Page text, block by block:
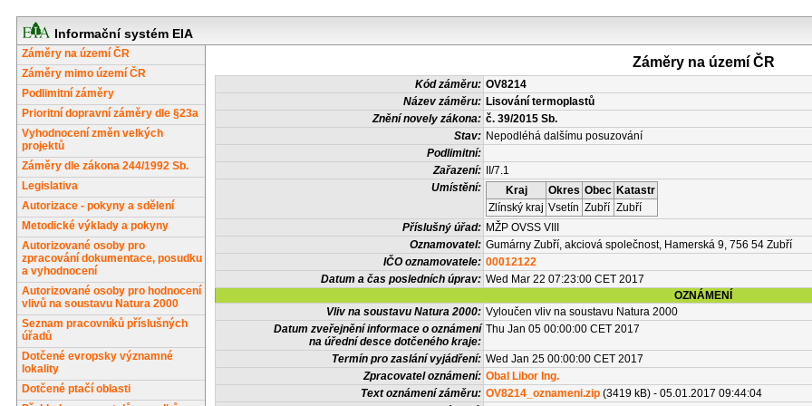
Informační systém EIA
Záměry na území ČR
Záměry mimo území ČR
Podlimitní záměry
Prioritní dopravní záměry dle §23a
Vyhodnocení změn velkých
projektů
Záměry dle zákona 244/1992 Sb.
Legislativa
Autorizace - pokyny a sdělení
Metodické výklady a pokyny
Autorizované osoby pro
zpracování dokumentace, posudku
a vyhodnocení
Autorizované osoby pro hodnocení
vlivů na soustavu Natura 2000
Seznam pracovníků příslušných
úřadů
Dotčené evropsky významné
lokality
Dotčené ptačí oblasti
Záměry na území ČR
Kód záměru: OV8214
Název záměru: Lisování termoplastů
Znění novely zákona: č. 39/2015 Sb.
Stav: Nepodléhá dalšímu posuzování
Podlimitní:
Zařazení:
II/7.1
Umístění:
Kraj Okres Obec Katastr
Zlínský kraj Vsetín Zubří Zubří
Příslušný úřad: MŽP OVSS VIII
Oznamovatel: Gumárny Zubří, akciová společnost, Hamerská 9, 756 54 Zubří
IČO oznamovatele: 00012122
Datum a čas posledních úprav: Wed Mar 22 07:23:00 CET 2017
OZNÁMENÍ
Vliv na soustavu Natura 2000: Vyloučen vliv na soustavu Natura 2000
Datum zveřejnění informace o oznámení
na úřední desce dotčeného kraje:
Thu Jan 05 00:00:00 CET 2017
Termín pro zaslání vyjádření: Wed Jan 25 00:00:00 CET 2017
Zpracovatel oznámení: Obal Libor Ing.
Text oznámení záměru: OV8214_oznameni.zip (3419 kB) - 05.01.2017 09:44:04